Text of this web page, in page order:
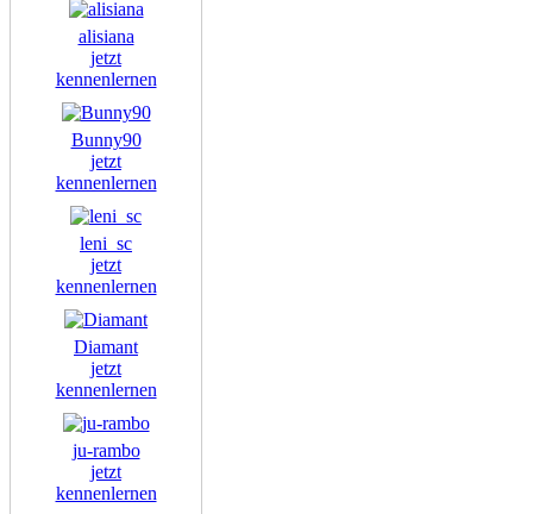
alisiana
jetzt
kennenlernen
Bunny90
jetzt
kennenlernen
leni_sc
jetzt
kennenlernen
Diamant
jetzt
kennenlernen
ju-rambo
jetzt
kennenlernen